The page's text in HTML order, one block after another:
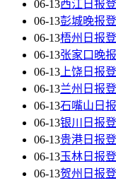
06-13西江日报
06-13彭城晚报
06-13梧州日报
06-13张家口晚
06-13 上饶日报
06-13兰州日报
06-13石嘴山日
06-13银川日报
06-13贵港日报
06-13玉林日报
06-13贺州日报